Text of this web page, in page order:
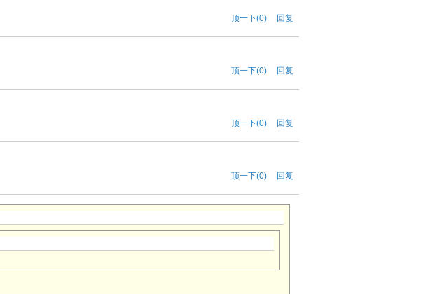
回复
顶一下(0)
回复
顶一下(0)
回复
顶一下(0)
回复
顶一下(0)